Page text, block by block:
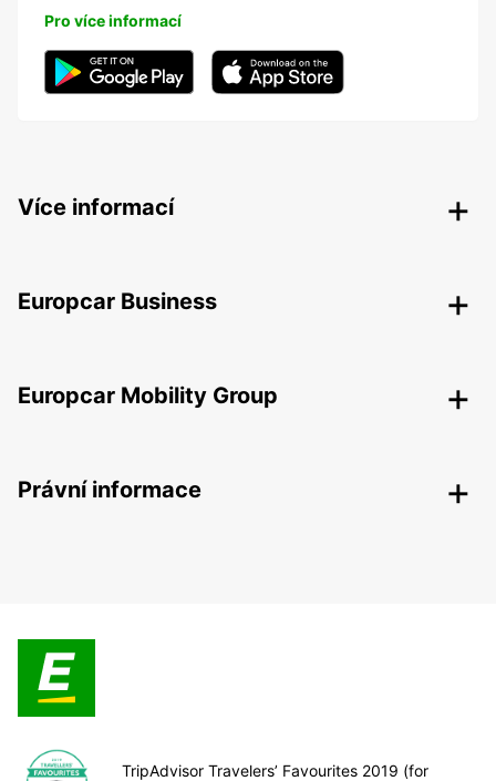
Pro více informací
Více informací
Europcar Business
Europcar Mobility Group
Právní informace
TripAdvisor Travelers’ Favourites 2019 (for